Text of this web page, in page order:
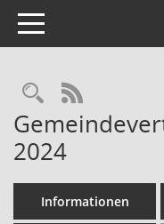
Toggle navigation
RSS-Feed
2024
Informationen